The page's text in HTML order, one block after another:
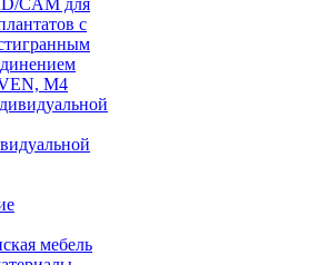
CAM для
с
М4
мебель